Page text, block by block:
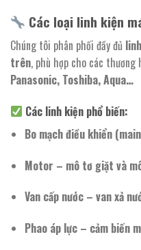
Các loại linh kiện
Chúng tôi phân phối đầy đủ
trên, phù hợp cho các thương
Panasonic, Toshiba, Aqua…
Các linh kiện phổ biến:
Bo mạch điều khiển
Motor – mô tơ giặt và
Van cấp nước – van xả
Phao áp lực – cảm biến